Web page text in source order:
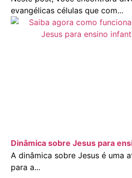
evangélicas células que com...
Dinâmica sobre Jesus para
A dinâmica sobre Jesus é uma
para a...